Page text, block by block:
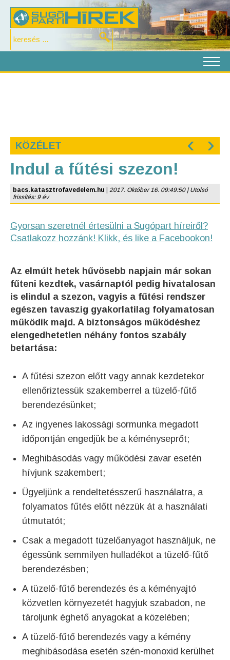
KÖZÉLET ‹ ›
Indul a fűtési szezon!
bacs.katasztrofavedelem.hu
2017. Október 16. 09:49:50 | Utolsó
frissítés: 9 év
Gyorsan szeretnél értesülni a Sugópart híreiről?
Csatlakozz hozzánk! Klikk, és like a Facebookon!
Az elmúlt hetek hűvösebb napjain már sokan
fűteni kezdtek, vasárnaptól pedig hivatalosan
is elindul a szezon, vagyis a fűtési rendszer
egészen tavaszig gyakorlatilag folyamatosan
működik majd. A biztonságos működéshez
elengedhetetlen néhány fontos szabály
betartása:
A fűtési szezon előtt vagy annak kezdetekor
ellenőriztessük szakemberrel a tüzelő-fűtő
berendezésünket;
Az ingyenes lakossági sormunka megadott
időpontján engedjük be a kéményseprőt;
Meghibásodás vagy működési zavar esetén
hívjunk szakembert;
Ügyeljünk a rendeltetésszerű használatra, a
folyamatos fűtés előtt nézzük át a használati
útmutatót;
Csak a megadott tüzelőanyagot használjuk, ne
égessünk semmilyen hulladékot a tüzelő-fűtő
berendezésben;
A tüzelő-fűtő berendezés és a kéményajtó
közvetlen környezetét hagyjuk szabadon, ne
tároljunk éghető anyagokat a közelében;
A tüzelő-fűtő berendezés vagy a kémény
meghibásodása esetén szén-monoxid kerülhet